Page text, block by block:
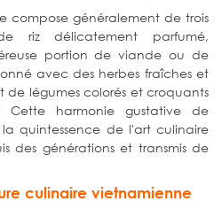
compose généralement de trois
riz délicatement parfumé,
portion de viande ou de
avec des herbes fraîches et
de légumes colorés et croquants
harmonie gustative de
quintessence de l'art culinaire
des générations et transmis de
culinaire vietnamienne